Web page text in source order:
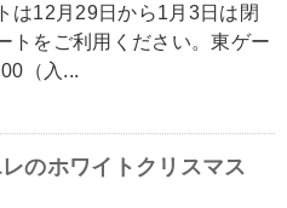
は12月29日から1月3日は閉
トをご利用ください。東ゲー
（入...
のホワイトクリスマス